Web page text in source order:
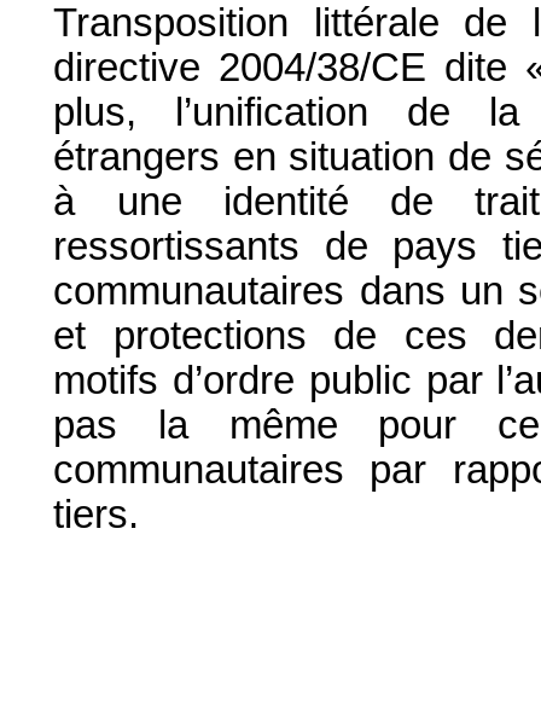
Transposition littérale
directive 2004/38/CE
plus, l’unification de la
étrangers en situation de
à une identité de
ressortissants de pays
communautaires dans un
et protections de ces
motifs d’ordre public par
pas la même pour
communautaires par
tiers.